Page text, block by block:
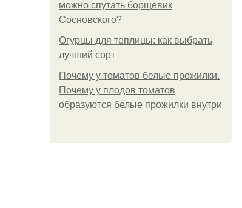
можно спутать борщевик
Сосновского?
Огурцы для теплицы: как выбрать
лучший сорт
Почему у томатов белые прожилки.
Почему у плодов томатов
образуются белые прожилки внутри